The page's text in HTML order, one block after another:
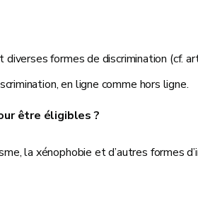
formes de discrimination (cf.
en ligne comme hors ligne.
être éligibles ?
la xénophobie et d’autres formes